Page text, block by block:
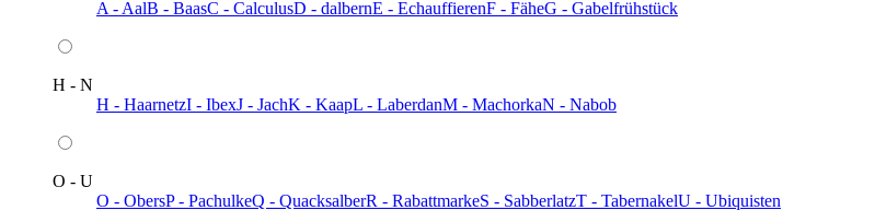
A - AalB - BaasC - CalculusD - dalbernE - EchauffierenF - FäheG - Gabelfrühstück
H - N
H - HaarnetzI - IbexJ - JachK - KaapL - LaberdanM - MachorkaN - Nabob
O - U
O - ObersP - PachulkeQ - QuacksalberR - RabattmarkeS - SabberlatzT - TabernakelU - Ubiquisten